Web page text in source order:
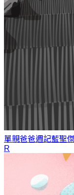
單親爸爸週記藍聖
R